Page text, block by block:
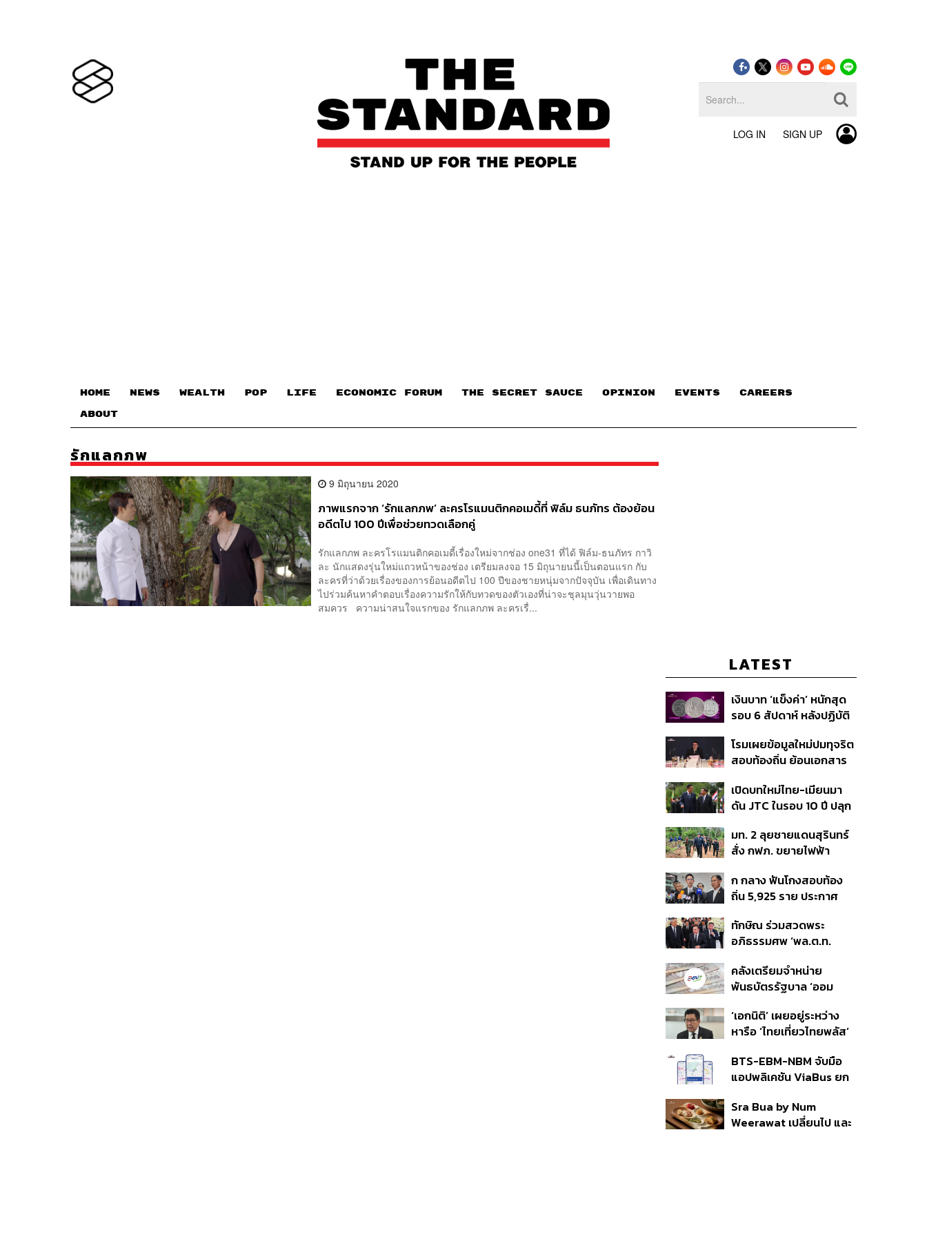
LOG IN SIGN UP
HOME NEWS WEALTH POP LIFE ECONOMIC FORUM THE SECRET SAUCE​ OPINION EVENTS CAREERS
ABOUT
รักแลกภพ
9 มิถุนายน 2020
ภาพแรกจาก ‘รักแลกภพ’ ละครโรแมนติกคอเมดี้ที่ ฟิล์ม ธนภัทร ต้องย้อน
อดีตไป 100 ปีเพื่อช่วยทวดเลือกคู่
รักแลกภพ ละครโรแมนติกคอเมดี้เรื่องใหม่จากช่อง one31 ที่ได้ ฟิล์ม-ธนภัทร กาวิ
ละ นักแสดงรุ่นใหม่แถวหน้าของช่อง เตรียมลงจอ 15 มิถุนายนนี้เป็นตอนแรก กับ
ละครที่ว่าด้วยเรื่องของการย้อนอดีตไป 100 ปีของชายหนุ่มจากปัจจุบัน เพื่อเดินทาง
ไปร่วมค้นหาคำตอบเรื่องความรักให้กับทวดของตัวเองที่น่าจะชุลมุนวุ่นวายพอ
สมควร ความน่าสนใจแรกของ รักแลกภพ ละครเรื่...
LATEST
เงินบาท ‘แข็งค่า’ หนักสุด
รอบ 6 สัปดาห์ หลังปฏิบัติ
สหรัฐฯ-ญี่ปุ่น Standard
Chartered เปิดเป้าสิ้นปีนี้
ต่อดอลลาร์
โรมเผยข้อมูลใหม่ปมทุจริต
สอบท้องถิ่น ย้อนเอกสาร
อนุทิน จ่อสอบต่อเอี่ยว
ตัดตอน ม.บูรพา หรือไม่
เปิดบทใหม่ไทย-เมียนมา
ดัน JTC ในรอบ 10 ปี ปลุก
ชายแดน ท่าเรือน้ำลึก
ทวาย
มท. 2 ลุยชายแดนสุรินทร์
สั่ง กฟภ. ขยายไฟฟ้า
350’ เสริมความมั่นคง
ชายแดน
ก กลาง ฟันโกงสอบท้อง
ถิ่น 5,925 ราย ประกาศ
ราย รอ ป.ป.ช. ขีดเส้นแล้ว
เสร็จ 31 ส.ค.
ทักษิณ ร่วมสวดพระ
อภิธรรมศพ ‘พล.ต.ท.
สิน’ สิริอายุ 103 ปี แกนนำ
เพื่อไทย-บุคคลหลาก
คลังเตรียมจำหน่าย
พันธบัตรรัฐบาล ‘ออม
ก.ย.นี้ อาจเพิ่มสัดส่วนการ
ขายแบบ Small Lot First
‘เอกนิติ’ เผยอยู่ระหว่าง
หารือ ‘ไทยเที่ยวไทยพลัส’
แสนล้าน มั่นใจงบต่อ ‘ไทย
ช่วยไทย พลัส’ เฟส 2 มี
BTS-EBM-NBM จับมือ
แอปพลิเคชัน ViaBus ยก
รถไฟฟ้า 3 สายแบบเรียล
ไทม์
Sra Bua by Num
Weerawat เปลี่ยนไป และ